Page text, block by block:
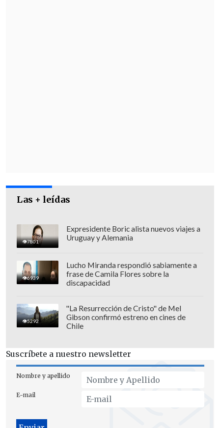
Las + leídas
7801
Expresidente Boric alista nuevos viajes a
Uruguay y Alemania
6939
Lucho Miranda respondió sabiamente a
frase de Camila Flores sobre la
discapacidad
5292
"La Resurrección de Cristo" de Mel
Gibson confirmó estreno en cines de
Chile
Suscríbete a nuestro newsletter
Nombre y apellido
E-mail